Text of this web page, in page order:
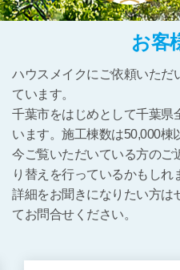
お客
ハウスメイクにご依頼いただ
ています。
千葉市をはじめとして千葉県
います。施工棟数は50,000棟
今ご覧いただいている方のご
り替えを行っているかもしれ
詳細をお聞きになりたい方は
てお問合せください。